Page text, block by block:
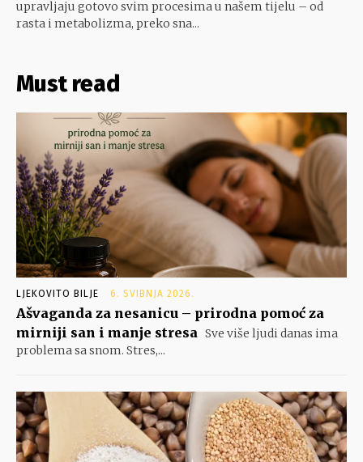
upravljaju gotovo svim procesima u našem tijelu – od
rasta i metabolizma, preko sna...
Must read
LJEKOVITO BILJE 6. SVIBNJA 2026.
Ašvaganda za nesanicu – prirodna pomoć za
mirniji san i manje stresa Sve više ljudi danas ima
problema sa snom. Stres,...